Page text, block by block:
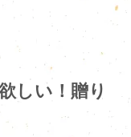
しい！贈り